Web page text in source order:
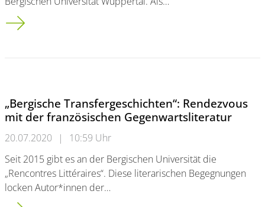
Humboldtstipendiat aus Argentinien forscht an der
„Bergische Transfergeschichten“: Rendezvous
mit der französischen Gegenwartsliteratur
20.07.2020 |
10:59 Uhr
Seit 2015 gibt es an der Bergischen Universität die
„Rencontres Littéraires“. Diese literarischen Begegnungen
locken Autor*innen der…
„Bergische Transfergeschichten“: Rendezvous mit der